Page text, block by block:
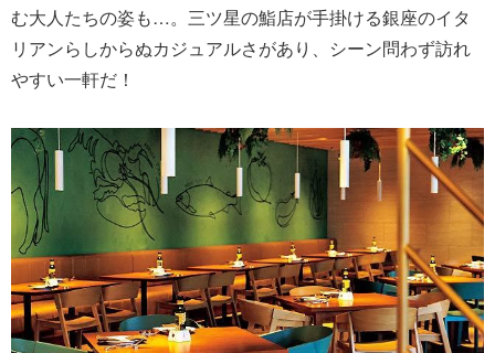
む大人たちの姿も…。三ツ星の鮨店が手掛ける銀座のイタ
リアンらしからぬカジュアルさがあり、シーン問わず訪れ
やすい一軒だ！